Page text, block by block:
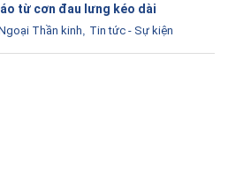
từ cơn đau lưng kéo dài
Thần kinh Tin tức - Sự kiện